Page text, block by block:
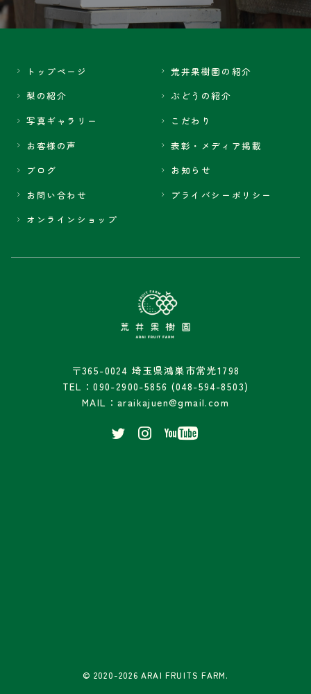
トップページ
荒井果樹園の紹介
梨の紹介
ぶどうの紹介
写真ギャラリー
こだわり
お客様の声
表彰・メディア掲載
ブログ
お知らせ
お問い合わせ
プライバシーポリシー
オンラインショップ
〒365-0024 埼玉県鴻巣市常光1798
TEL：090-2900-5856 (048-594-8503)
MAIL：araikajuen@gmail.com
© 2020-2026 ARAI FRUITS FARM.